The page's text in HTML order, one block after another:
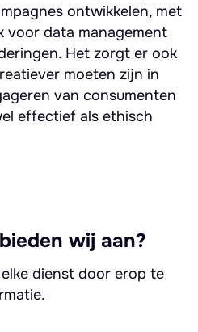
ontwikkelen, met
voor data management
Het zorgt er ook
moeten zijn in
van consumenten
effectief als ethisch
wij aan?
dienst door erop te